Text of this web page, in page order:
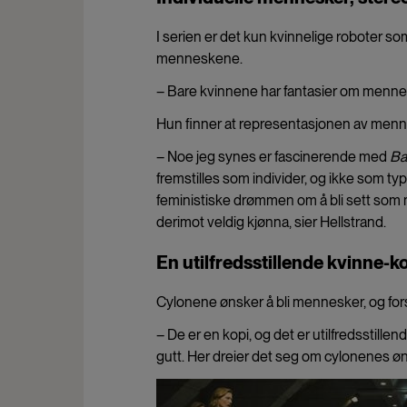
I serien er det kun kvinnelige roboter
menneskene.
– Bare kvinnene har fantasier om
Hun finner at representasjonen av
– Noe jeg synes er fascinerende med
fremstilles som individer, og ikke som
feministiske drømmen om å bli sett
derimot veldig kjønna, sier Hellstrand.
En utilfredsstillende kvinne-
Cylonene ønsker å bli mennesker, og
– De er en kopi, og det er
gutt. Her dreier det seg om cylonenes